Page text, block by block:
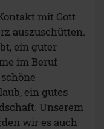
mit Gott
auszuschütten.
ein guter
im Beruf
ein gutes
Unserem
wir es auch